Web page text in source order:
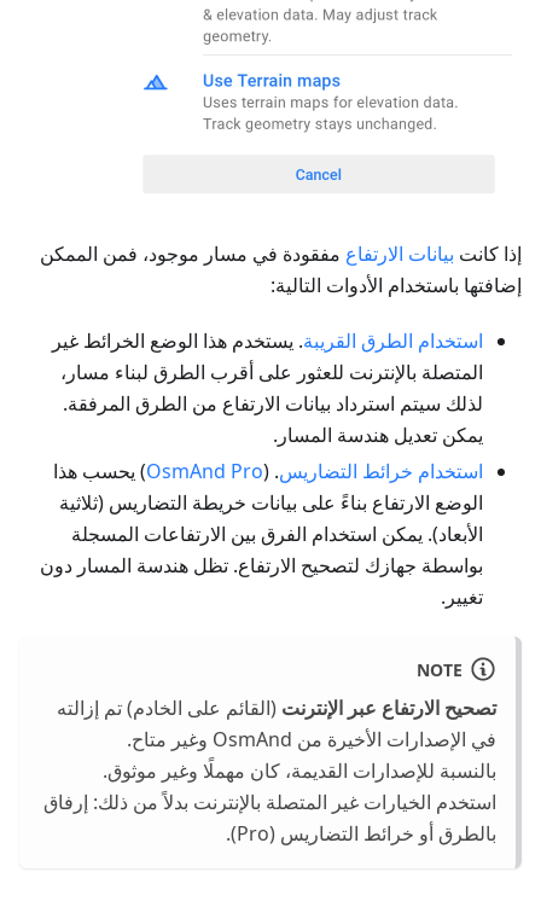
إذا كانت بيانات الارتفاع مفقودة في مسار موجود، فمن الممكن
إضافتها باستخدام الأدوات التالية:
استخدام الطرق القريبة. يستخدم هذا الوضع الخرائط غير
المتصلة بالإنترنت للعثور على أقرب الطرق لبناء مسار،
لذلك سيتم استرداد بيانات الارتفاع من الطرق المرفقة.
يمكن تعديل هندسة المسار.
استخدام خرائط التضاريس. (
OsmAnd Pro) يحسب هذا
الوضع الارتفاع بناءً على بيانات خريطة التضاريس (ثلاثية
الأبعاد). يمكن استخدام الفرق بين الارتفاعات المسجلة
بواسطة جهازك لتصحيح الارتفاع. تظل هندسة المسار دون
تغيير.
NOTE
تصحيح الارتفاع عبر الإنترنت (القائم على الخادم) تم إزالته
في الإصدارات الأخيرة من OsmAnd وغير متاح.
بالنسبة للإصدارات القديمة، كان مهملًا وغير موثوق.
استخدم الخيارات غير المتصلة بالإنترنت بدلاً من ذلك: إرفاق
بالطرق أو خرائط التضاريس (Pro).